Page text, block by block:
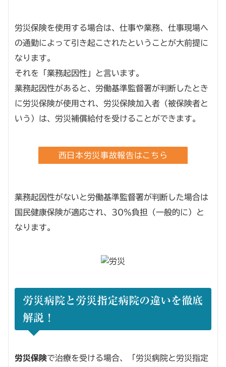
労災保険を使用する場合は、仕事や業務、仕事現場へ
の通勤によって引き起こされたということが大前提に
なります。
それを「業務起因性」と言います。
業務起因性があると、労働基準監督署が判断したとき
に労災保険が使用され、労災保険加入者（被保険者と
いう）は、労災補償給付を受けることができます。
西日本労災事故報告はこちら
業務起因性がないと労働基準監督署が判断した場合は
国民健康保険が適応され、30％負担（一般的に）と
なります。
労災病院と労災指定病院の違いを徹底
解説！
労災保険で治療を受ける場合、「労災病院と労災指定